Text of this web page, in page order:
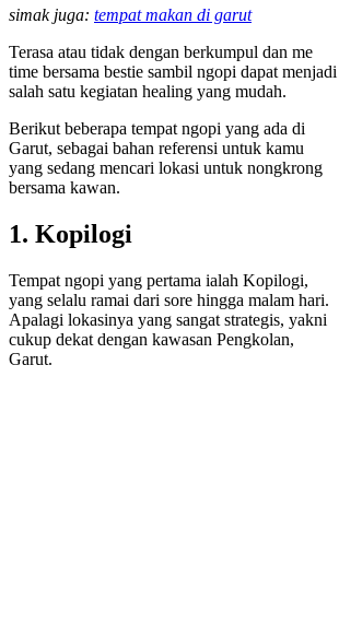
simak juga: tempat makan di garut
Terasa atau tidak dengan berkumpul dan me
time bersama bestie sambil ngopi dapat menjadi
salah satu kegiatan healing yang mudah.
Berikut beberapa tempat ngopi yang ada di
Garut, sebagai bahan referensi untuk kamu
yang sedang mencari lokasi untuk nongkrong
bersama kawan.
1. Kopilogi
Tempat ngopi yang pertama ialah Kopilogi,
yang selalu ramai dari sore hingga malam hari.
Apalagi lokasinya yang sangat strategis, yakni
cukup dekat dengan kawasan Pengkolan,
Garut.